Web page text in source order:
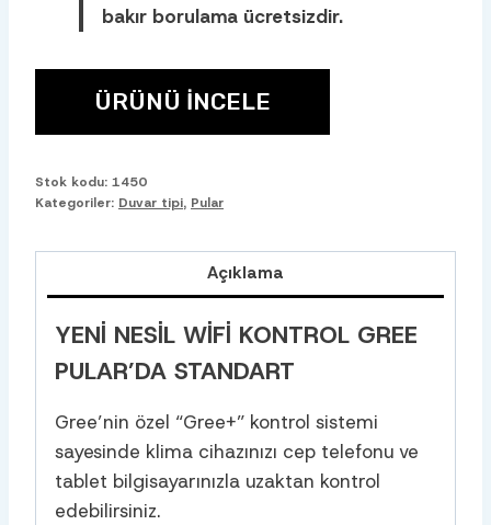
bakır borulama ücretsizdir.
ÜRÜNÜ İNCELE
Stok kodu: 1450
Kategoriler: Duvar tipi, Pular
Açıklama
YENI NESIL WIFI KONTROL GREE
PULAR’DA STANDART
Gree’nin özel “Gree+” kontrol sistemi
sayesinde klima cihazınızı cep telefonu ve
tablet bilgisayarınızla uzaktan kontrol
edebilirsiniz.